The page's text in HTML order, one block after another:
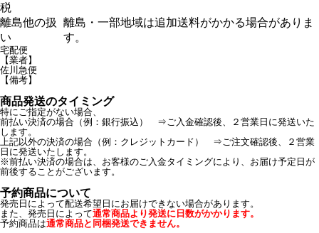
税
離島他の扱
い
離島・一部地域は追加送料がかかる場合がありま
す。
宅配便
【業者】
佐川急便
【備考】
商品発送のタイミング
特にご指定がない場合、
前払い決済の場合（例：銀行振込） ⇒ご入金確認後、２営業日に発送いた
します。
上記以外の決済の場合（例：クレジットカード） ⇒ご注文確認後、２営業
日に発送いたします。
※前払い決済の場合は、お客様のご入金タイミングにより、お届け予定日が
前後することがございます。
予約商品について
発売日によって配送希望日にお届けできない場合があります。
また、発売日によって通常商品より発送に日数がかかります。
予約商品は通常商品と同梱発送できません。